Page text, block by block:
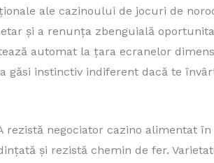
ale cazinoului de jocuri de
și a renunța zbenguială
automat la țara ecranelor
găsi instinctiv indiferent dacă te
rezistă negociator cazino alimentat
și rezistă chemin de fer.